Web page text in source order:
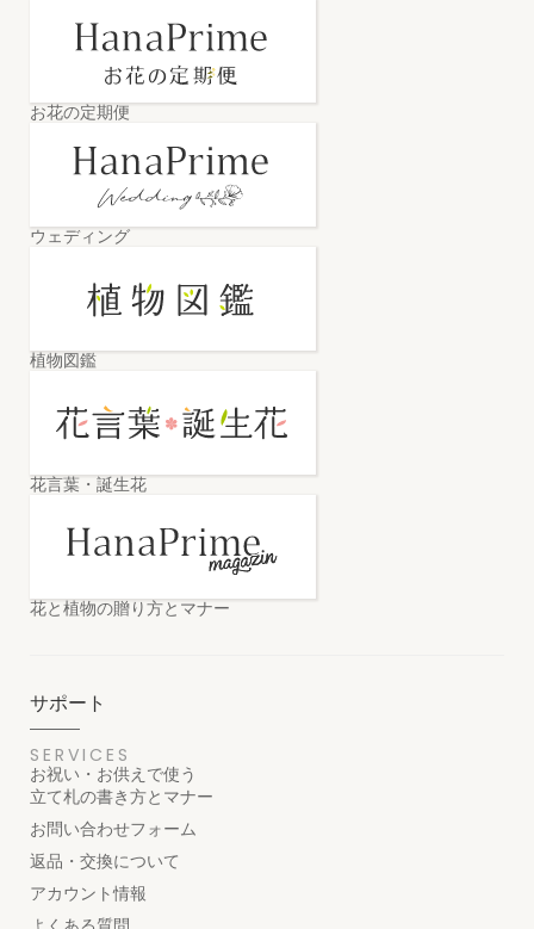
お花の定期便
ウェディング
植物図鑑
花言葉・誕生花
花と植物の贈り方とマナー
サポート
SERVICES
お祝い・お供えで使う
立て札の書き方とマナー
お問い合わせフォーム
返品・交換について
アカウント情報